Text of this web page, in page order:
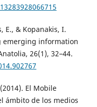
E., & Kopanakis, I.
emerging information
26(1), 32–44.
El Mobile
ámbito de los medios